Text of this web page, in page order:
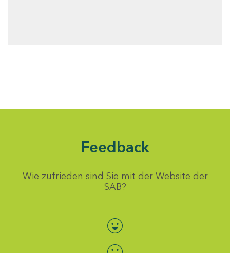
Feedback
Wie zufrieden sind Sie mit der Website der
SAB?
Bewertung auswählen